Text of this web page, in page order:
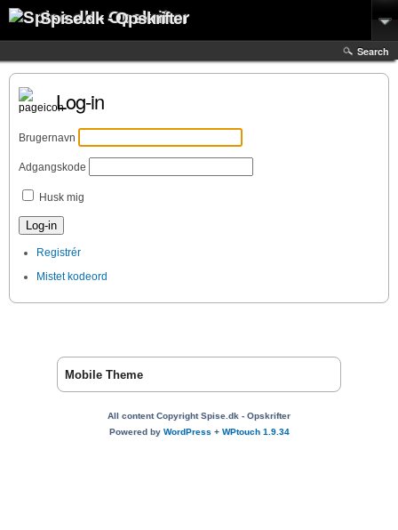
Spise.dk - Opskrifter
Search
Log-in
Brugernavn
Adgangskode
Husk mig
Registrér
Mistet kodeord
Mobile Theme
All content Copyright Spise.dk - Opskrifter
Powered by WordPress+ WPtouch 1.9.34